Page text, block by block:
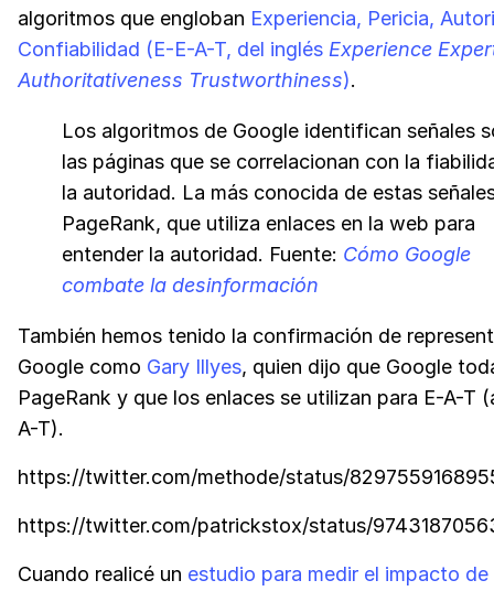
algoritmos que engloban Experiencia, Pericia,
Confiabilidad (E-E-A-T, del inglés Experience
Authoritativeness Trustworthiness).
Los algoritmos de Google identifican señales
las páginas que se correlacionan con la
la autoridad. La más conocida de estas
PageRank, que utiliza enlaces en la web para
entender la autoridad. Fuente: Cómo Google
combate la desinformación
También hemos tenido la confirmación de
Google como Gary Illyes, quien dijo que Google
PageRank y que los enlaces se utilizan para E-A-T
A-T).
https://twitter.com/methode/status/
https://twitter.com/patrickstox/status/
Cuando realicé un estudio para medir el impacto de